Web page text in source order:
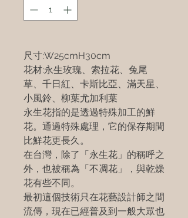
尺寸:W25cmH30cm
花材:永生玫瑰、索拉花、兔尾
草、千日紅、卡斯比亞、滿天星、
小風鈴、柳葉尤加利葉
永生花指的是透過特殊加工的鮮
花。通過特殊處理，它的保存期間
比鮮花更長久。
在台灣，除了「永生花」的稱呼之
外，也被稱為「不凋花」，與乾燥
花有些不同。
最初這個技術只在花藝設計師之間
流傳，現在已經普及到一般大眾也